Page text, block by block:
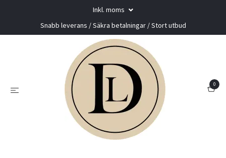
Inkl. moms
Snabb leverans / Säkra betalningar / Stort utbud
0